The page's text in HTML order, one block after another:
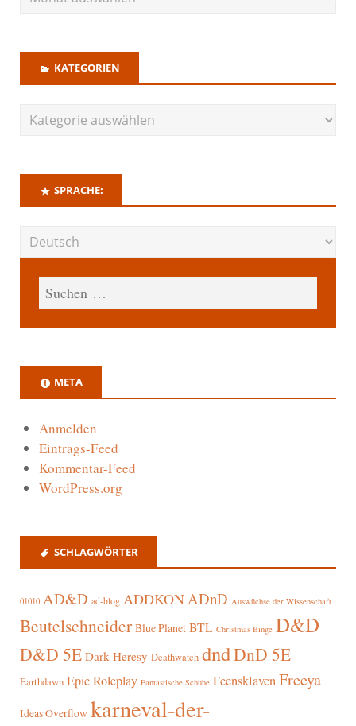
KATEGORIEN
SPRACHE:
META
Anmelden
Eintrags-Feed
Kommentar-Feed
WordPress.org
SCHLAGWÖRTER
01010 AD&D ad-blog ADDKONADnD Auswüchse der Wissenschaft
Beutelschneider Blue Planet BTL Christmas Binge D&D
D&D 5E Dark Heresy Deathwatch dndDnD 5E
Earthdawn Epic Roleplay Fantastische Schuhe FeensklavenFreeya
Ideas Overflow karneval-der-